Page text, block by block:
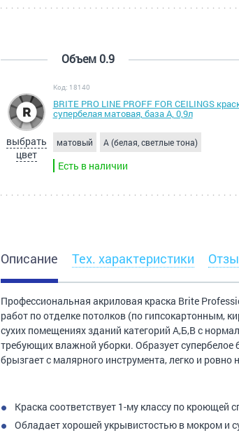
Объем 0.9
выбрать
цвет
Код: 18140
BRITE PRO LINE PROFF FOR CEILINGS
супербелая матовая, база А, 0,9л
матовый A (белая, светлые тона)
Есть в наличии
Описание Тех. характеристики
Профессиональная акриловая краска Brite
работ по отделке потолков (по гипсокартонным,
сухих помещениях зданий категорий А,Б,В с
требующих влажной уборки. Образует супербелое
брызгает с малярного инструмента, легко и
Краска соответствует 1-му классу по кроющей
Обладает хорошей укрывистостью в мокром и